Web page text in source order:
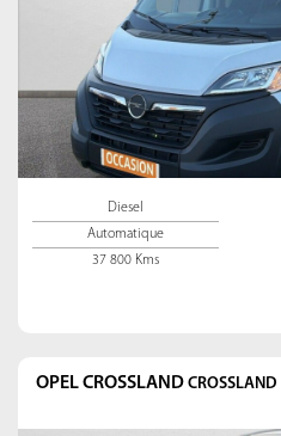
Diesel
Automatique
37 800 Kms
OPEL CROSSLAND